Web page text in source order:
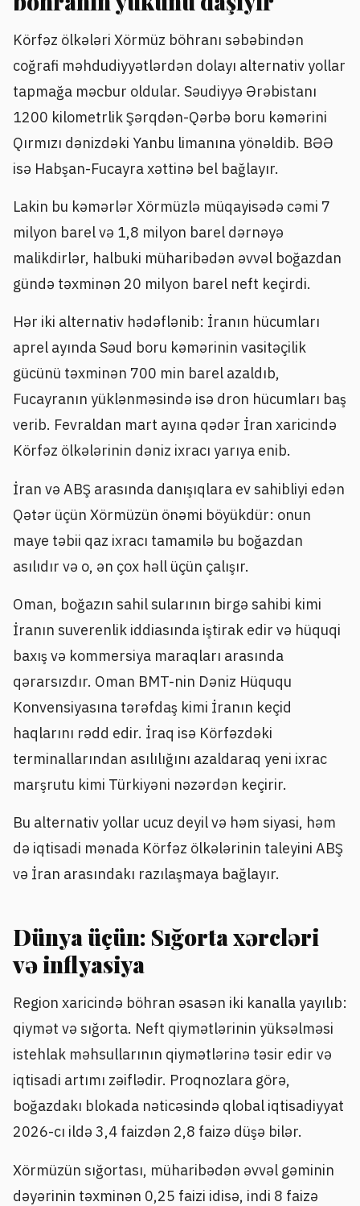
Körfəz ölkələri Xörmüz böhranı səbəbindən
coğrafi məhdudiyyətlərdən dolayı alternativ yollar
tapmağa məcbur oldular. Səudiyyə Ərəbistanı
1200 kilometrlik Şərqdən-Qərbə boru kəmərini
Qırmızı dənizdəki Yanbu limanına yönəldib. BƏƏ
isə Habşan-Fucayra xəttinə bel bağlayır.
Lakin bu kəmərlər Xörmüzlə müqayisədə cəmi 7
milyon barel və 1,8 milyon barel dərnəyə
malikdirlər, halbuki müharibədən əvvəl boğazdan
gündə təxminən 20 milyon barel neft keçirdi.
Hər iki alternativ hədəflənib: İranın hücumları
aprel ayında Səud boru kəmərinin vasitəçilik
gücünü təxminən 700 min barel azaldıb,
Fucayranın yüklənməsində isə dron hücumları baş
verib. Fevraldan mart ayına qədər İran xaricində
Körfəz ölkələrinin dəniz ixracı yarıya enib.
İran və ABŞ arasında danışıqlara ev sahibliyi edən
Qətər üçün Xörmüzün önəmi böyükdür: onun
maye təbii qaz ixracı tamamilə bu boğazdan
asılıdır və o, ən çox həll üçün çalışır.
Oman, boğazın sahil sularının birgə sahibi kimi
İranın suverenlik iddiasında iştirak edir və hüquqi
baxış və kommersiya maraqları arasında
qərarsızdır. Oman BMT-nin Dəniz Hüququ
Konvensiyasına tərəfdaş kimi İranın keçid
haqlarını rədd edir. İraq isə Körfəzdəki
terminallarından asılılığını azaldaraq yeni ixrac
marşrutu kimi Türkiyəni nəzərdən keçirir.
Bu alternativ yollar ucuz deyil və həm siyasi, həm
də iqtisadi mənada Körfəz ölkələrinin taleyini ABŞ
və İran arasındakı razılaşmaya bağlayır.
Dünya üçün: Sığorta xərcləri
və inflyasiya
Region xaricində böhran əsasən iki kanalla yayılıb:
qiymət və sığorta. Neft qiymətlərinin yüksəlməsi
istehlak məhsullarının qiymətlərinə təsir edir və
iqtisadi artımı zəiflədir. Proqnozlara görə,
boğazdakı blokada nəticəsində qlobal iqtisadiyyat
2026-cı ildə 3,4 faizdən 2,8 faizə düşə bilər.
Xörmüzün sığortası, müharibədən əvvəl gəminin
dəyərinin təxminən 0,25 faizi idisə, indi 8 faizə